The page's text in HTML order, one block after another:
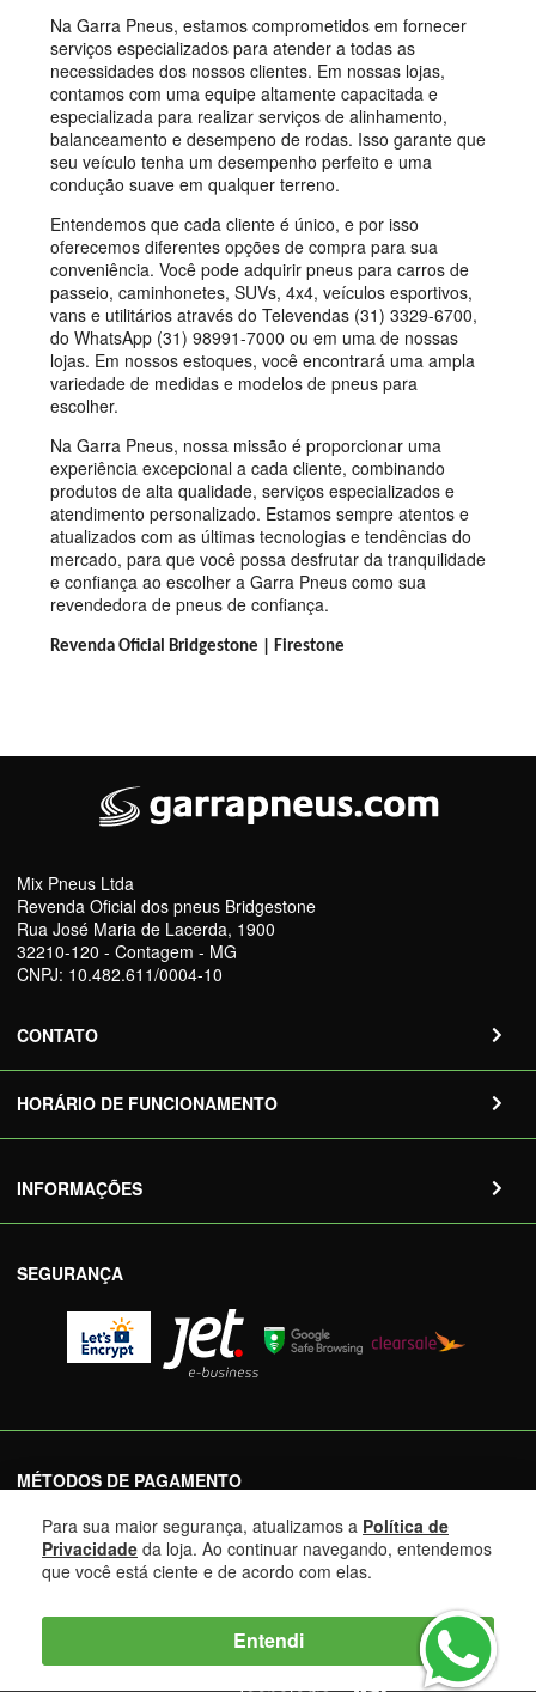
Na Garra Pneus, estamos comprometidos em fornecer
serviços especializados para atender a todas as
necessidades dos nossos clientes. Em nossas lojas,
contamos com uma equipe altamente capacitada e
especializada para realizar serviços de alinhamento,
balanceamento e desempeno de rodas. Isso garante que
seu veículo tenha um desempenho perfeito e uma
condução suave em qualquer terreno.
Entendemos que cada cliente é único, e por isso
oferecemos diferentes opções de compra para sua
conveniência. Você pode adquirir pneus para carros de
passeio, caminhonetes, SUVs, 4x4, veículos esportivos,
vans e utilitários através do Televendas (31) 3329-6700,
do WhatsApp (31) 98991-7000 ou em uma de nossas
lojas. Em nossos estoques, você encontrará uma ampla
variedade de medidas e modelos de pneus para
escolher.
Na Garra Pneus, nossa missão é proporcionar uma
experiência excepcional a cada cliente, combinando
produtos de alta qualidade, serviços especializados e
atendimento personalizado. Estamos sempre atentos e
atualizados com as últimas tecnologias e tendências do
mercado, para que você possa desfrutar da tranquilidade
e confiança ao escolher a Garra Pneus como sua
revendedora de pneus de confiança.
Revenda Oficial Bridgestone | Firestone
Para sua maior segurança, atualizamos a Política de
Privacidade da loja. Ao continuar navegando, entendemos
que você está ciente e de acordo com elas.
Entendi
Mix Pneus Ltda
Revenda Oficial dos pneus Bridgestone
Rua José Maria de Lacerda, 1900
32210-120 - Contagem - MG
CNPJ: 10.482.611/0004-10
CONTATO
HORÁRIO DE FUNCIONAMENTO
INFORMAÇÕES
SEGURANÇA
MÉTODOS DE PAGAMENTO
Mix Pneus LTDA - 10.482.611/0004-10 © 2022 | Todos os